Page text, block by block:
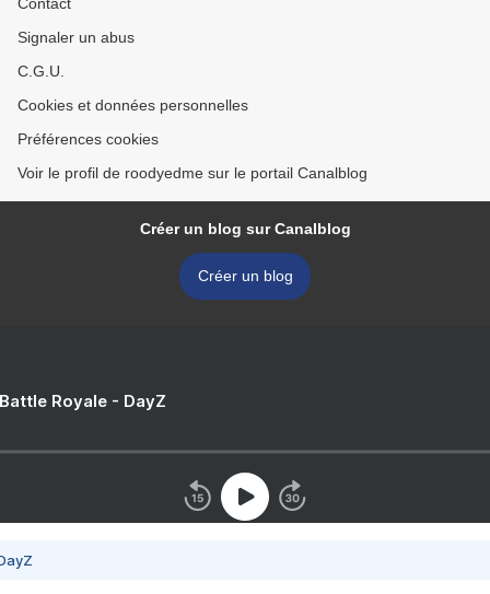
Signaler un abus
C.G.U.
Cookies et données personnelles
Préférences cookies
Voir le profil de roodyedme sur le portail Canalblog
Créer un blog sur Canalblog
Créer un blog
Royale - DayZ